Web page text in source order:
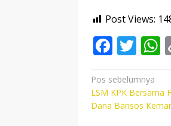
Post Views:
F
ac
e
b
T
w
itt
er s
Navigasi
pos
Pos sebelumnya
LSM KPK Bersama
Dana Bansos